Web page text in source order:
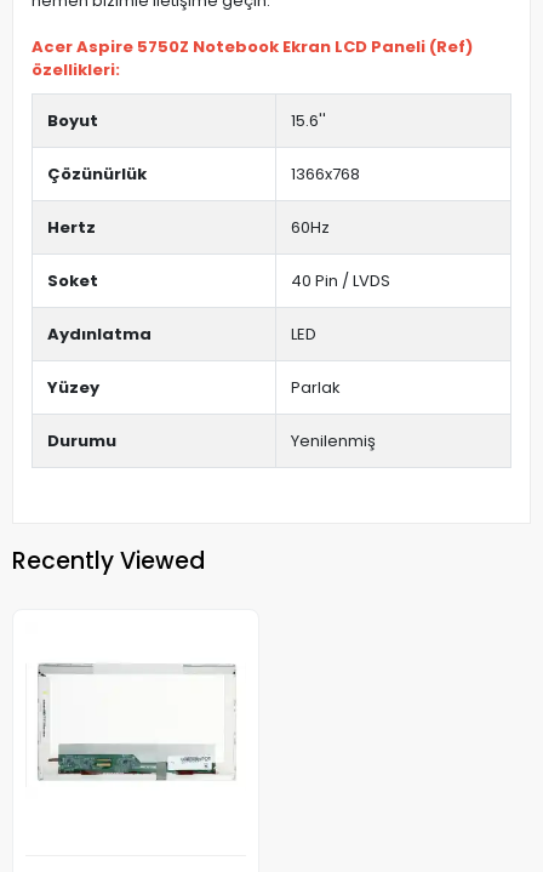
Acer Aspire 5750Z Notebook Ekran LCD Paneli (Ref)
özellikleri:
Boyut 15.6''
Çözünürlük 1366x768
Hertz 60Hz
Soket 40 Pin / LVDS
Aydınlatma LED
Yüzey Parlak
Durumu Yenilenmiş
Recently Viewed